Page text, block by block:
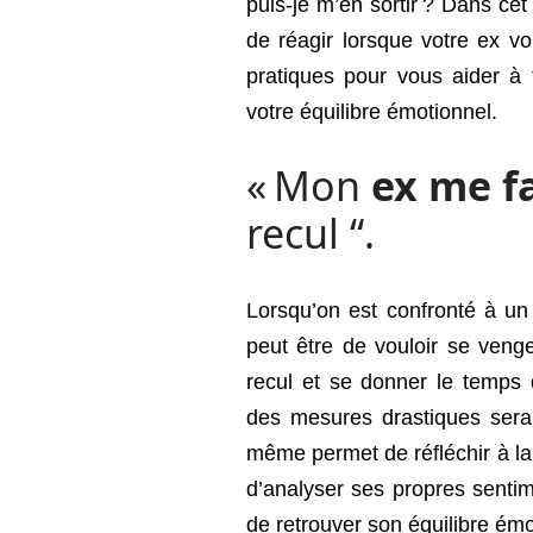
de réagir lorsque votre ex
pratiques pour vous aider
votre équilibre émotionnel.
« Mon ex me
recul “.
Lorsqu’on est confronté à
peut être de vouloir se
recul et se donner le temps
des mesures drastiques
même permet de réfléchir à
d’analyser ses propres
de retrouver son équilibre